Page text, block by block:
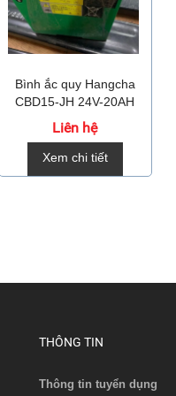
Bình ắc quy Hangcha
CBD15-JH 24V-20AH
Liên hệ
Xem chi tiết
THÔNG TIN
Thông tin tuyển dụng